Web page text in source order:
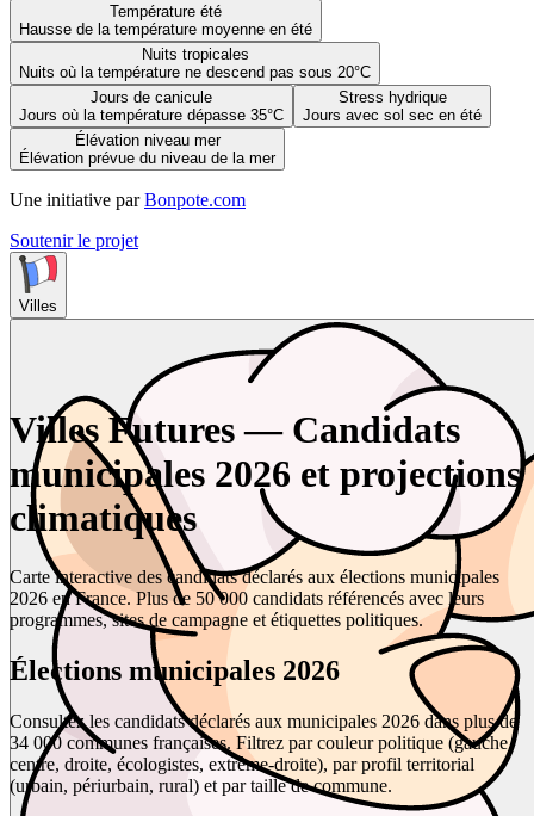
Température été
Hausse de la température moyenne en été
Nuits tropicales
Nuits où la température ne descend pas sous 20°C
Jours de canicule
Jours où la température dépasse 35°C
Stress hydrique
Jours avec sol sec en été
Élévation niveau mer
Élévation prévue du niveau de la mer
Une initiative par Bonpote.com
Soutenir le projet
Villes
Villes Futures — Candidats
municipales 2026 et projections
climatiques
Carte interactive des candidats déclarés aux élections municipales
2026 en France. Plus de 50 000 candidats référencés avec leurs
programmes, sites de campagne et étiquettes politiques.
Élections municipales 2026
Consultez les candidats déclarés aux municipales 2026 dans plus de
34 000 communes françaises. Filtrez par couleur politique (gauche,
centre, droite, écologistes, extrême-droite), par profil territorial
(urbain, périurbain, rural) et par taille de commune.